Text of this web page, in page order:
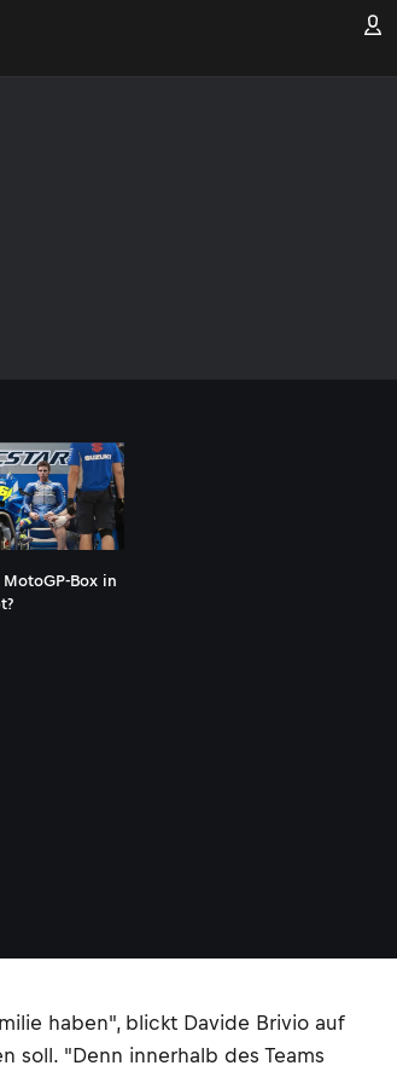
Box in
haben", blickt Davide Brivio auf
soll. "Denn innerhalb des Teams